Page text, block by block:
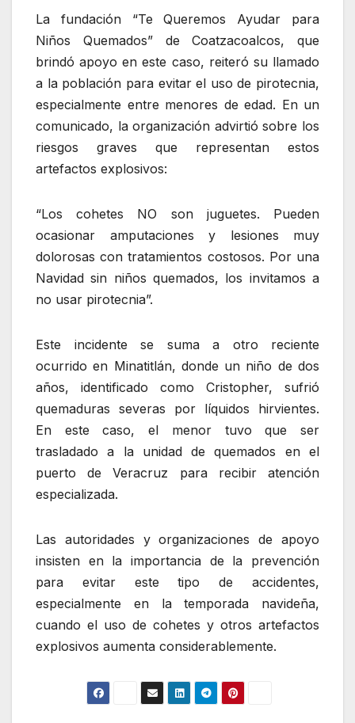
La fundación “Te Queremos Ayudar para
Niños Quemados” de Coatzacoalcos, que
brindó apoyo en este caso, reiteró su llamado
a la población para evitar el uso de pirotecnia,
especialmente entre menores de edad. En un
comunicado, la organización advirtió sobre los
riesgos graves que representan estos
artefactos explosivos:
“Los cohetes NO son juguetes. Pueden
ocasionar amputaciones y lesiones muy
dolorosas con tratamientos costosos. Por una
Navidad sin niños quemados, los invitamos a
no usar pirotecnia”.
Este incidente se suma a otro reciente
ocurrido en Minatitlán, donde un niño de dos
años, identificado como Cristopher, sufrió
quemaduras severas por líquidos hirvientes.
En este caso, el menor tuvo que ser
trasladado a la unidad de quemados en el
puerto de Veracruz para recibir atención
especializada.
Las autoridades y organizaciones de apoyo
insisten en la importancia de la prevención
para evitar este tipo de accidentes,
especialmente en la temporada navideña,
cuando el uso de cohetes y otros artefactos
explosivos aumenta considerablemente.